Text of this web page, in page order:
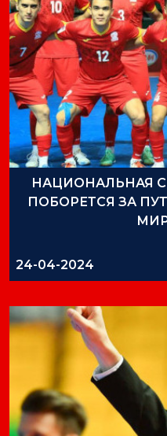
НАЦИОНАЛЬНАЯ
ПОБОРЕТСЯ ЗА
24-04-2024